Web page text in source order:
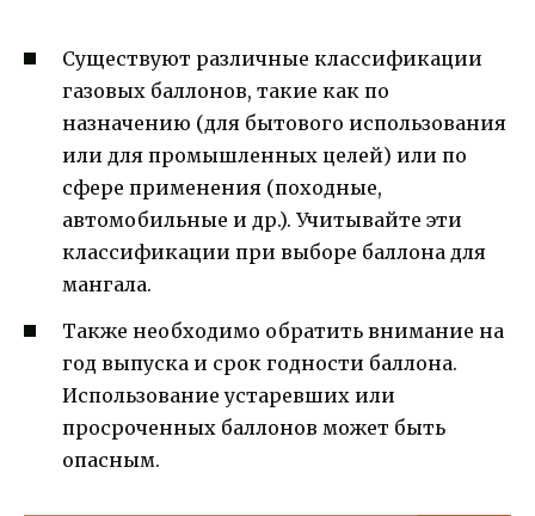
Существуют различные классификации
газовых баллонов, такие как по
назначению (для бытового использования
или для промышленных целей) или по
сфере применения (походные,
автомобильные и др.). Учитывайте эти
классификации при выборе баллона для
мангала.
Также необходимо обратить внимание на
год выпуска и срок годности баллона.
Использование устаревших или
просроченных баллонов может быть
опасным.